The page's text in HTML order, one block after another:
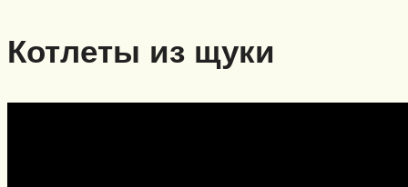
Котлеты из щуки